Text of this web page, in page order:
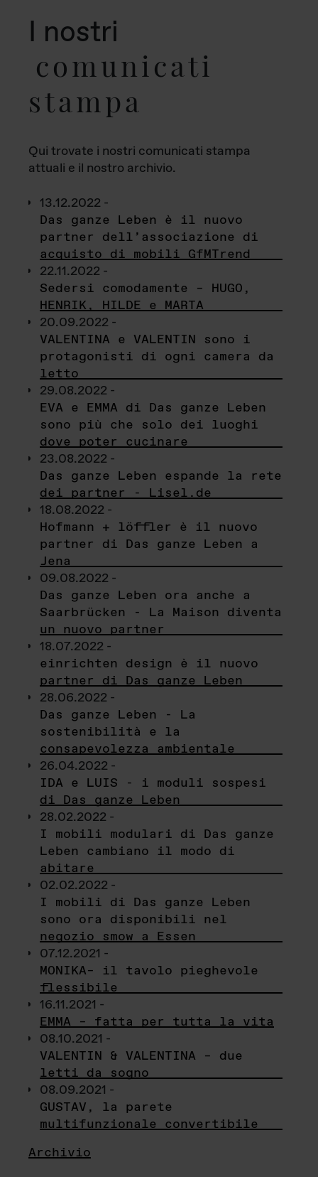
I nostri
comunicati
stampa
Qui trovate i nostri comunicati stampa
attuali e il nostro archivio.
13.12.2022 -
Das ganze Leben è il nuovo
partner dell’associazione di
acquisto di mobili GfMTrend
22.11.2022 -
Sedersi comodamente – HUGO,
HENRIK, HILDE e MARTA
20.09.2022 -
VALENTINA e VALENTIN sono i
protagonisti di ogni camera da
letto
29.08.2022 -
EVA e EMMA di Das ganze Leben
sono più che solo dei luoghi
dove poter cucinare
23.08.2022 -
Das ganze Leben espande la rete
dei partner - Lisel.de
18.08.2022 -
Hofmann + löffler è il nuovo
partner di Das ganze Leben a
Jena
09.08.2022 -
Das ganze Leben ora anche a
Saarbrücken - La Maison diventa
un nuovo partner
18.07.2022 -
einrichten design è il nuovo
partner di Das ganze Leben
28.06.2022 -
Das ganze Leben - La
sostenibilità e la
consapevolezza ambientale
26.04.2022 -
IDA e LUIS - i moduli sospesi
di Das ganze Leben
28.02.2022 -
I mobili modulari di Das ganze
Leben cambiano il modo di
abitare
02.02.2022 -
I mobili di Das ganze Leben
sono ora disponibili nel
negozio smow a Essen
07.12.2021 -
MONIKA– il tavolo pieghevole
flessibile
16.11.2021 -
EMMA – fatta per tutta la vita
08.10.2021 -
VALENTIN & VALENTINA – due
letti da sogno
08.09.2021 -
GUSTAV, la parete
multifunzionale convertibile
Archivio